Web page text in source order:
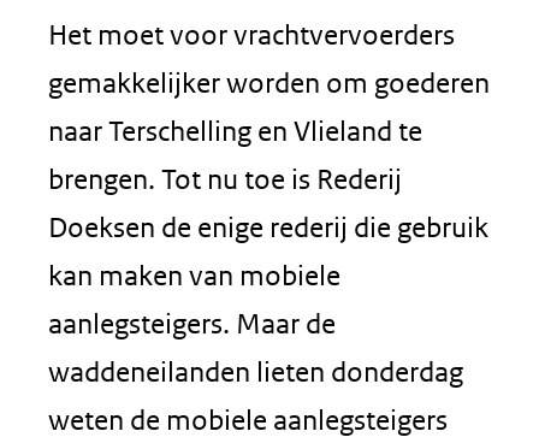
Het moet voor vrachtvervoerders
gemakkelijker worden om goederen
naar Terschelling en Vlieland te
brengen. Tot nu toe is Rederij
Doeksen de enige rederij die gebruik
kan maken van mobiele
aanlegsteigers. Maar de
waddeneilanden lieten donderdag
weten de mobiele aanlegsteigers